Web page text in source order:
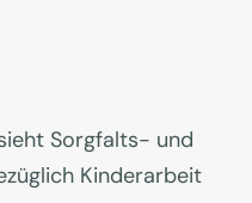
Sorgfalts- und
Kinderarbeit